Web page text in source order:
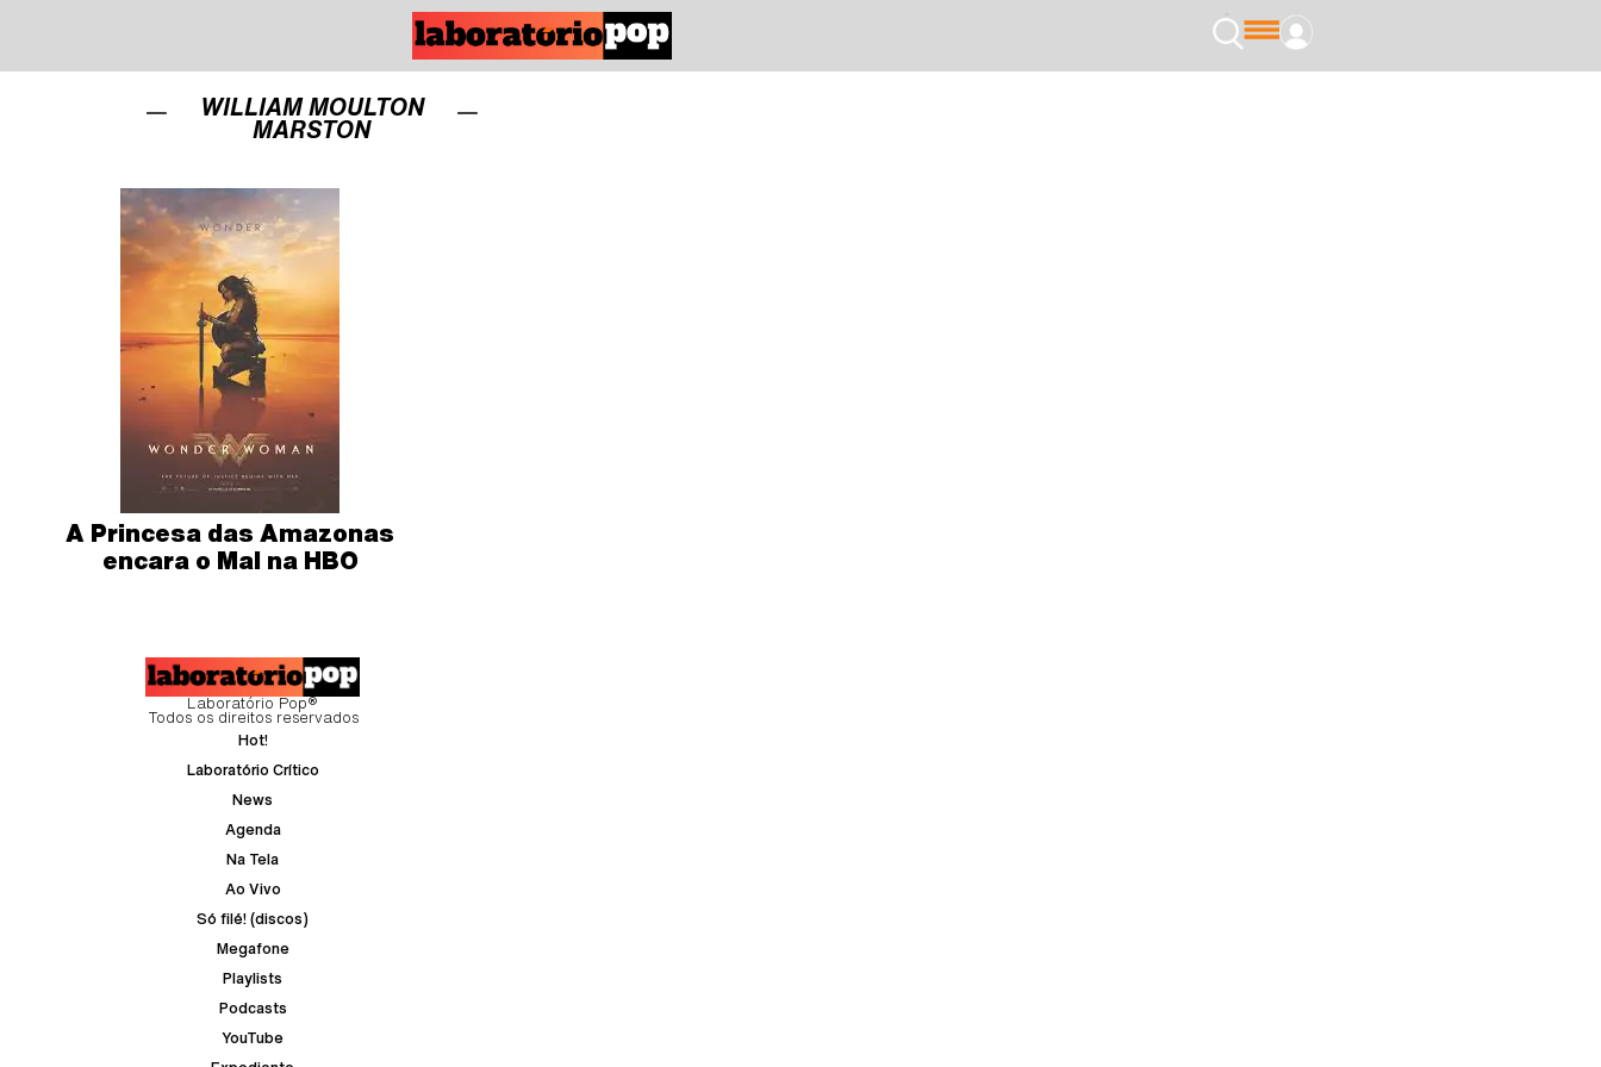
WILLIAM MOULTON
MARSTON
A Princesa das Amazonas
encara o Mal na HBO
Laboratório Pop®
Todos os direitos reservados
Hot!
Laboratório Crítico
News
Agenda
Na Tela
Ao Vivo
Só filé! (discos)
Megafone
Playlists
Podcasts
YouTube